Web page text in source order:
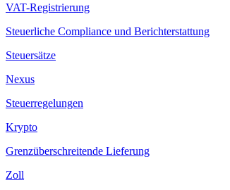
VAT-Registrierung
Steuerliche Compliance und Berichterstattung
Steuersätze
Nexus
Steuerregelungen
Krypto
Grenzüberschreitende Lieferung
Zoll